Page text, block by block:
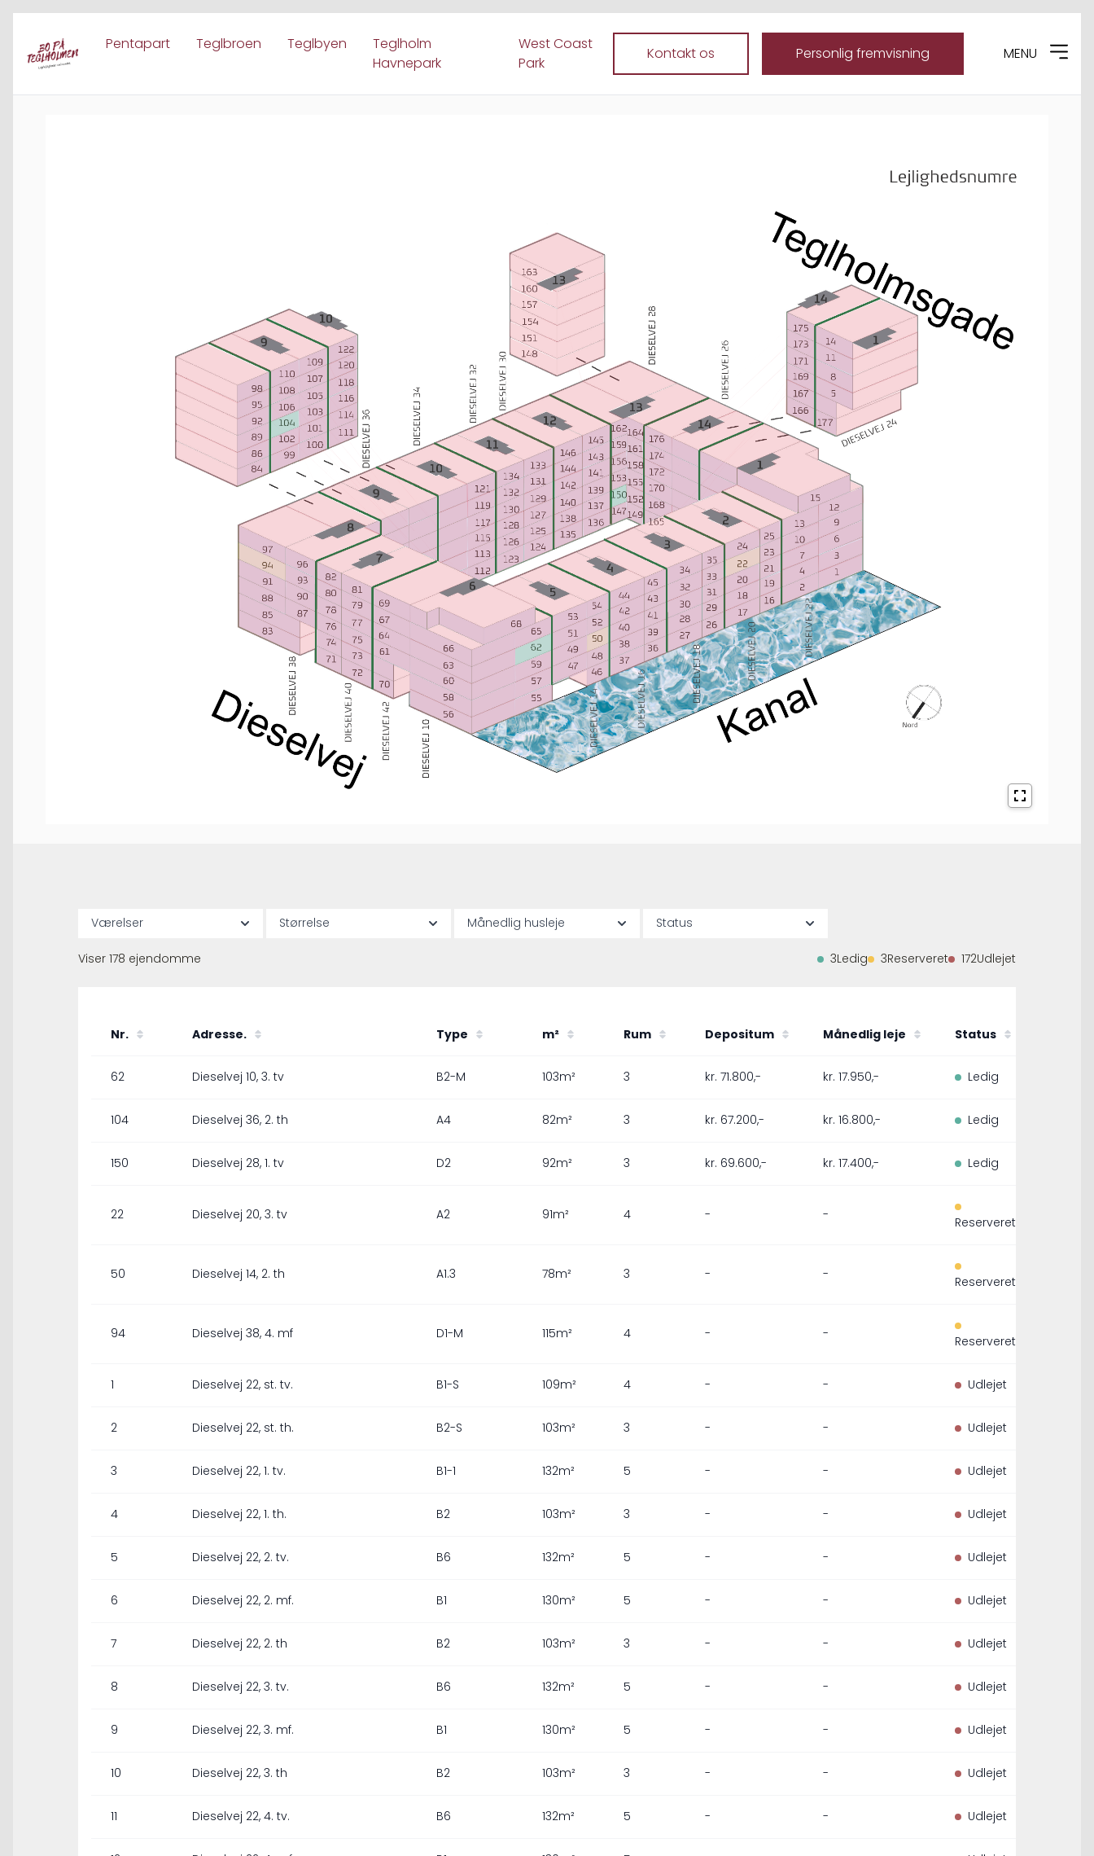
Pentapart Teglbroen Teglbyen
Teglholm
Havnepark
West Coast
Park
Kontakt os Personlig fremvisning MENU
Værelser Størrelse Månedlig husleje Status
Viser 178 ejendomme 3Ledig 3Reserveret 172Udlejet
Nr. Adresse. Type m² Rum Depositum Månedlig leje Status
62 Dieselvej 10, 3. tv B2-M 103m² 3 kr. 71.800,- kr. 17.950,- Ledig
104 Dieselvej 36, 2. th A4 82m² 3 kr. 67.200,- kr. 16.800,- Ledig
150 Dieselvej 28, 1. tv D2 92m² 3 kr. 69.600,- kr. 17.400,- Ledig
22 Dieselvej 20, 3. tv A2 91m² 4 - -
Reserveret
50 Dieselvej 14, 2. th A1.3 78m² 3 - -
Reserveret
94 Dieselvej 38, 4. mf D1-M 115m² 4 - -
Reserveret
1 Dieselvej 22, st. tv. B1-S 109m² 4 - - Udlejet
2 Dieselvej 22, st. th. B2-S 103m² 3 - - Udlejet
3 Dieselvej 22, 1. tv. B1-1 132m² 5 - - Udlejet
4 Dieselvej 22, 1. th. B2 103m² 3 - - Udlejet
5 Dieselvej 22, 2. tv. B6 132m² 5 - - Udlejet
6 Dieselvej 22, 2. mf. B1 130m² 5 - - Udlejet
7 Dieselvej 22, 2. th B2 103m² 3 - - Udlejet
8 Dieselvej 22, 3. tv. B6 132m² 5 - - Udlejet
9 Dieselvej 22, 3. mf. B1 130m² 5 - - Udlejet
10 Dieselvej 22, 3. th B2 103m² 3 - - Udlejet
11 Dieselvej 22, 4. tv. B6 132m² 5 - - Udlejet